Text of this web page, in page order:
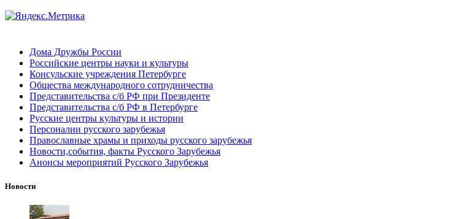
Дома Дружбы России
Российские центры науки и культуры
Консульские учреждения Петербурге
Общества международного сотрудничества
Представительства с/б РФ при Президенте
Представительства с/б РФ в Петербурге
Русские центры культуры и истории
Персоналии русского зарубежья
Православные храмы и приходы русского зарубежья
Новости,события, факты Русского Зарубежья
Анонсы мероприятий Русского Зарубежья
Новости